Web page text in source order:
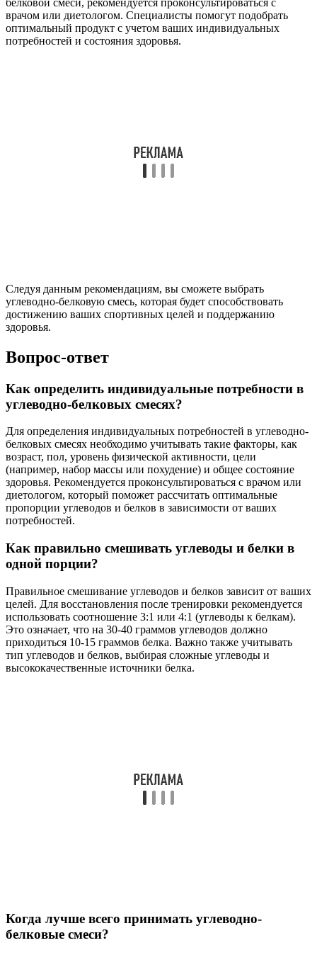
врачом или диетологом. Специалисты помогут подобрать
оптимальный продукт с учетом ваших индивидуальных
потребностей и состояния здоровья.
Следуя данным рекомендациям, вы сможете выбрать
углеводно-белковую смесь, которая будет способствовать
достижению ваших спортивных целей и поддержанию
здоровья.
Вопрос-ответ
Как определить индивидуальные потребности в
углеводно-белковых смесях?
Для определения индивидуальных потребностей в углеводно-
белковых смесях необходимо учитывать такие факторы, как
возраст, пол, уровень физической активности, цели
(например, набор массы или похудение) и общее состояние
здоровья. Рекомендуется проконсультироваться с врачом или
диетологом, который поможет рассчитать оптимальные
пропорции углеводов и белков в зависимости от ваших
потребностей.
Как правильно смешивать углеводы и белки в
одной порции?
Правильное смешивание углеводов и белков зависит от ваших
целей. Для восстановления после тренировки рекомендуется
использовать соотношение 3:1 или 4:1 (углеводы к белкам).
Это означает, что на 30-40 граммов углеводов должно
приходиться 10-15 граммов белка. Важно также учитывать
тип углеводов и белков, выбирая сложные углеводы и
высококачественные источники белка.
Когда лучше всего принимать углеводно-
белковые смеси?